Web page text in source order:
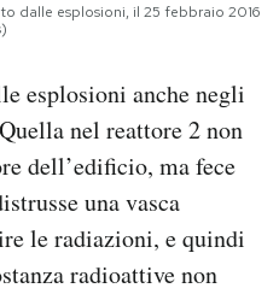
dalle esplosioni, il 25 febbraio 2016
esplosioni anche negli
nel reattore 2 non
dell’edificio, ma fece
una vasca
le radiazioni, e quindi
radioattive non